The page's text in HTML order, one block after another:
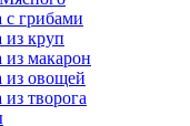
с грибами
из круп
из макарон
из овощей
творога